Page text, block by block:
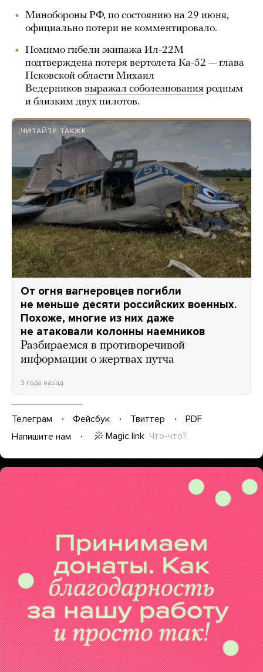
Минобороны РФ, по состоянию на 29 июня,
официально потери не комментировало.
Помимо гибели экипажа Ил-22М
подтверждена потеря вертолета Ка-52 — глава
Псковской области Михаил
Ведерников выражал соболезнования родным
и близким двух пилотов.
ЧИТАЙТЕ ТАКЖЕ
От огня вагнеровцев погибли
не меньше десяти российских военных.
Похоже, многие из них даже
не атаковали колонны наемников
Разбираемся в противоречивой
информации о жертвах путча
3 года назад
Телеграм Фейсбук Твиттер
PDF
Напишите нам
Magic link Что-что?